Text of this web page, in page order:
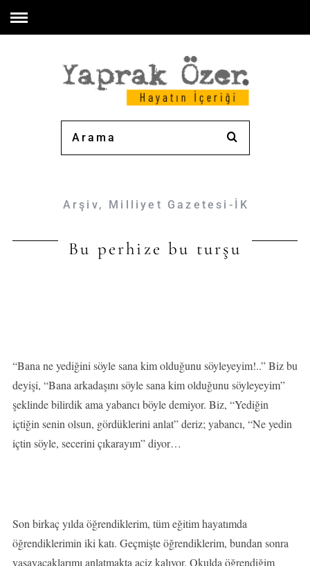
Arşiv, Milliyet Gazetesi-İK
Bu perhize bu turşu
“Bana ne yediğini söyle sana kim olduğunu söyleyeyim!..” Biz bu
deyişi, “Bana arkadaşını söyle sana kim olduğunu söyleyeyim”
şeklinde bilirdik ama yabancı böyle demiyor. Biz, “Yediğin
içtiğin senin olsun, gördüklerini anlat” deriz; yabancı, “Ne yedin
içtin söyle, secerini çıkarayım” diyor…
Son birkaç yılda öğrendiklerim, tüm eğitim hayatımda
öğrendiklerimin iki katı. Geçmişte öğrendiklerim, bundan sonra
yaşayacaklarımı anlatmakta aciz kalıyor. Okulda öğrendiğim